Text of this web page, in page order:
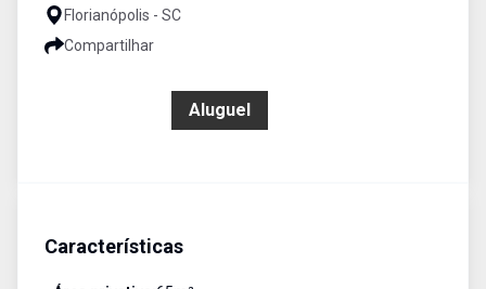
Florianópolis - SC
Compartilhar
Aluguel
Características